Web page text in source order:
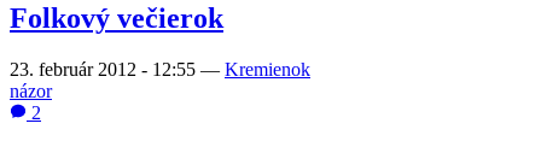
Folkový večierok
23. február 2012 - 12:55 — Kremienok
názor
2